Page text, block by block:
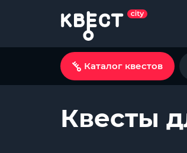
Каталог квестов
Квесты